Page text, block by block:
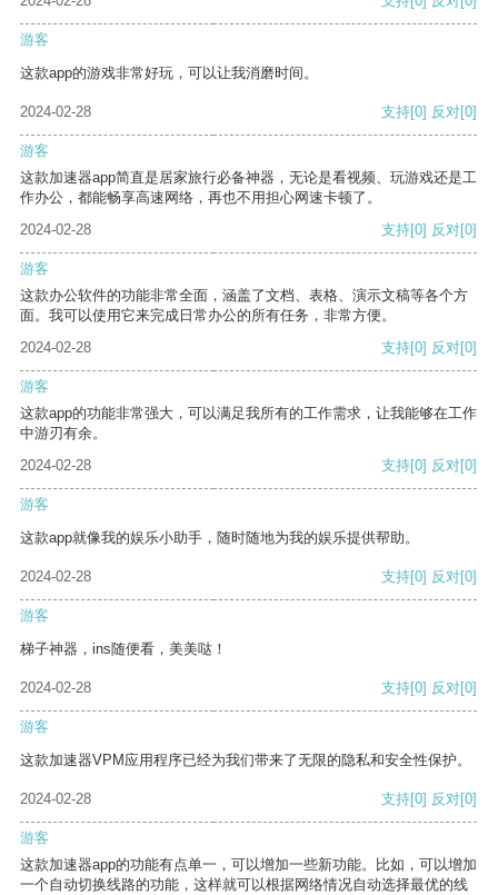
游客
这款app的游戏非常好玩，可以让我消磨时间。
2024-02-28 支持[0] 反对[0]
游客
这款加速器app简直是居家旅行必备神器，无论是看视频、玩游戏还是工
作办公，都能畅享高速网络，再也不用担心网速卡顿了。
2024-02-28
支持[0] 反对[0]
游客
这款办公软件的功能非常全面，涵盖了文档、表格、演示文稿等各个方
面。我可以使用它来完成日常办公的所有任务，非常方便。
2024-02-28
支持[0] 反对[0]
游客
这款app的功能非常强大，可以满足我所有的工作需求，让我能够在工作
中游刃有余。
2024-02-28
支持[0] 反对[0]
游客
这款app就像我的娱乐小助手，随时随地为我的娱乐提供帮助。
2024-02-28 支持[0] 反对[0]
游客
梯子神器，ins随便看，美美哒！
2024-02-28 支持[0] 反对[0]
游客
这款加速器VPM应用程序已经为我们带来了无限的隐私和安全性保护。
2024-02-28 支持[0] 反对[0]
游客
这款加速器app的功能有点单一，可以增加一些新功能。比如，可以增加
一个自动切换线路的功能，这样就可以根据网络情况自动选择最优的线